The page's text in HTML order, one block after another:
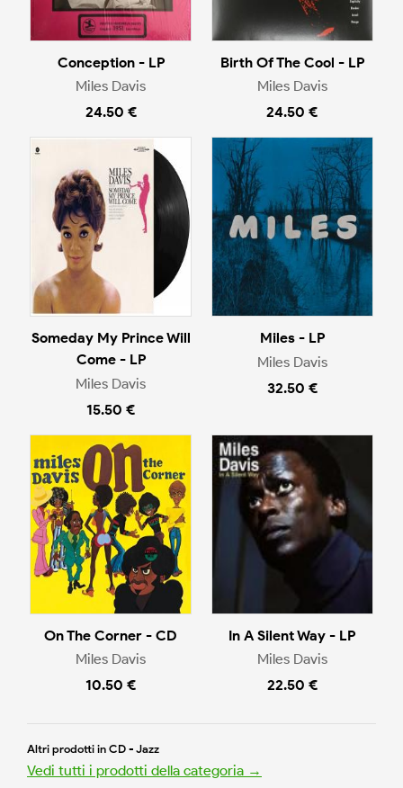
Conception - LP
Miles Davis
24.50 €
Birth Of The Cool - LP
Miles Davis
24.50 €
Someday My Prince Will
Come - LP
Miles Davis
15.50 €
Miles - LP
Miles Davis
32.50 €
On The Corner - CD
Miles Davis
10.50 €
In A Silent Way - LP
Miles Davis
22.50 €
Altri prodotti in CD - Jazz
Vedi tutti i prodotti della categoria →